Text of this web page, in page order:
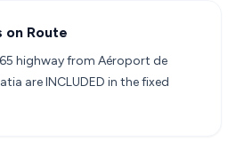
on Route
highway from Aéroport de
are INCLUDED in the fixed